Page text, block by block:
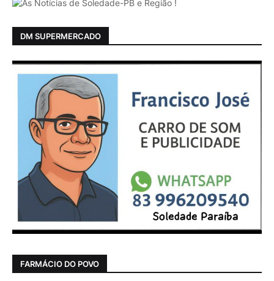
DM SUPERMERCADO
FARMÁCIO DO POVO